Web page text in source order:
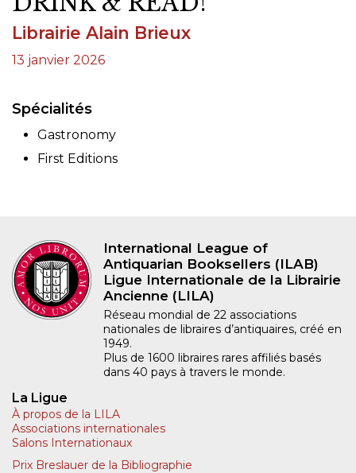
Librairie Alain Brieux
13 janvier 2026
Spécialités
Gastronomy
First Editions
International League of
Antiquarian Booksellers (ILAB)
Ligue Internationale de la Librairie
Ancienne (LILA)
Réseau mondial de 22 associations
nationales de libraires d’antiquaires, créé en
1949.
Plus de 1600 libraires rares affiliés basés
dans 40 pays à travers le monde.
La Ligue
À propos de la LILA
Associations internationales
Salons Internationaux
Prix Breslauer de la Bibliographie